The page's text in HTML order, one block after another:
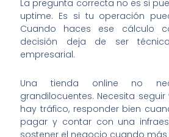
La pregunta correcta no es si
uptime. Es si tu operación
Cuando haces ese cálculo
decisión deja de ser
empresarial.
Una tienda online no
grandilocuentes. Necesita
hay tráfico, responder bien
pagar y contar con una
sostener el negocio cuando